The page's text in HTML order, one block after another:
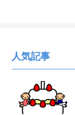
人気記事